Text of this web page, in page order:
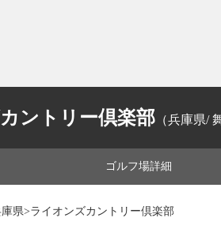
ントリー倶楽部 （兵庫県/
ゴルフ場詳細
県>ライオンズカントリー倶楽部